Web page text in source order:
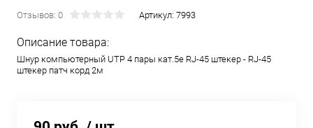
Отзывов: 0 Артикул: 7993
Описание товара:
Шнур компьютерный UTP 4 пары кат.5e RJ-45 штекер - RJ-45
штекер патч корд 2м